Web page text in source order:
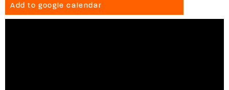
Add to google calendar